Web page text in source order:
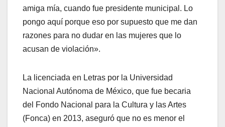
amiga mía, cuando fue presidente municipal. Lo
pongo aquí porque eso por supuesto que me dan
razones para no dudar en las mujeres que lo
acusan de violación».
La licenciada en Letras por la Universidad
Nacional Autónoma de México, que fue becaria
del Fondo Nacional para la Cultura y las Artes
(Fonca) en 2013, aseguró que no es menor el